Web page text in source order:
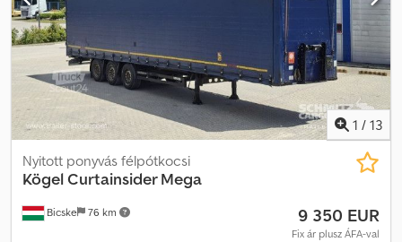
1 / 13
Bicske 76 km
Nyitott ponyvás félpótkocsi
KögelCurtainsider Mega
9 350 EUR
Fix ár plusz ÁFA-val